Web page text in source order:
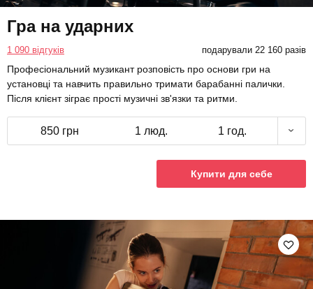
Гра на ударних
1 090 відгуків подарували 22 160 разів
Професіональний музикант розповість про основи гри на
установці та навчить правильно тримати барабанні палички.
Після клієнт зіграє прості музичні зв'язки та ритми.
850 грн 1 люд. 1 год.
Купити для себе